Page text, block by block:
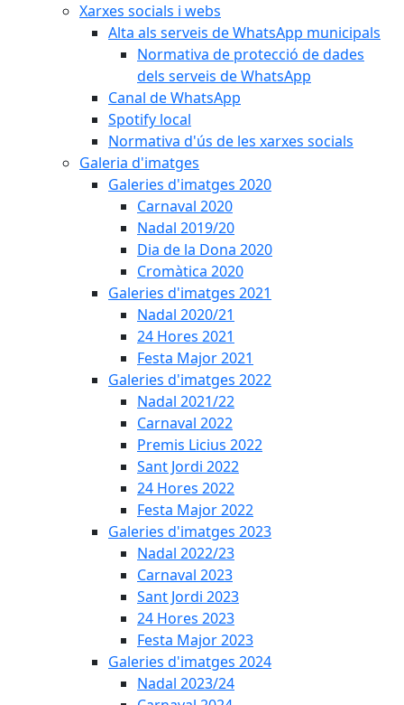
Xarxes socials i webs
Alta als serveis de WhatsApp municipals
Normativa de protecció de dades
dels serveis de WhatsApp
Canal de WhatsApp
Spotify local
Normativa d'ús de les xarxes socials
Galeria d'imatges
Galeries d'imatges 2020
Carnaval 2020
Nadal 2019/20
Dia de la Dona 2020
Cromàtica 2020
Galeries d'imatges 2021
Nadal 2020/21
24 Hores 2021
Festa Major 2021
Galeries d'imatges 2022
Nadal 2021/22
Carnaval 2022
Premis Licius 2022
Sant Jordi 2022
24 Hores 2022
Festa Major 2022
Galeries d'imatges 2023
Nadal 2022/23
Carnaval 2023
Sant Jordi 2023
24 Hores 2023
Festa Major 2023
Galeries d'imatges 2024
Nadal 2023/24